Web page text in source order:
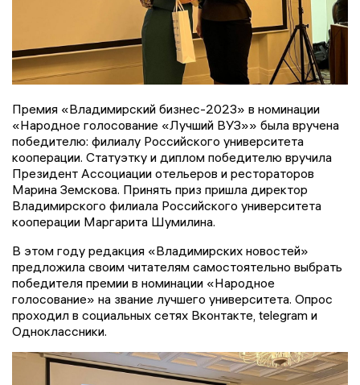
Премия «Владимирский бизнес-2023» в номинации
«Народное голосование «Лучший ВУЗ»» была вручена
победителю: филиалу Российского университета
кооперации. Статуэтку и диплом победителю вручила
Президент Ассоциации отельеров и рестораторов
Марина Земскова. Принять приз пришла директор
Владимирского филиала Российского университета
кооперации Маргарита Шумилина.
В этом году редакция «Владимирских новостей»
предложила своим читателям самостоятельно выбрать
победителя премии в номинации «Народное
голосование» на звание лучшего университета. Опрос
проходил в социальных сетях Вконтакте, telegram и
Одноклассники.